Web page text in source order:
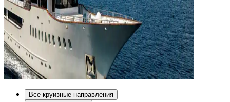
Все круизные направления